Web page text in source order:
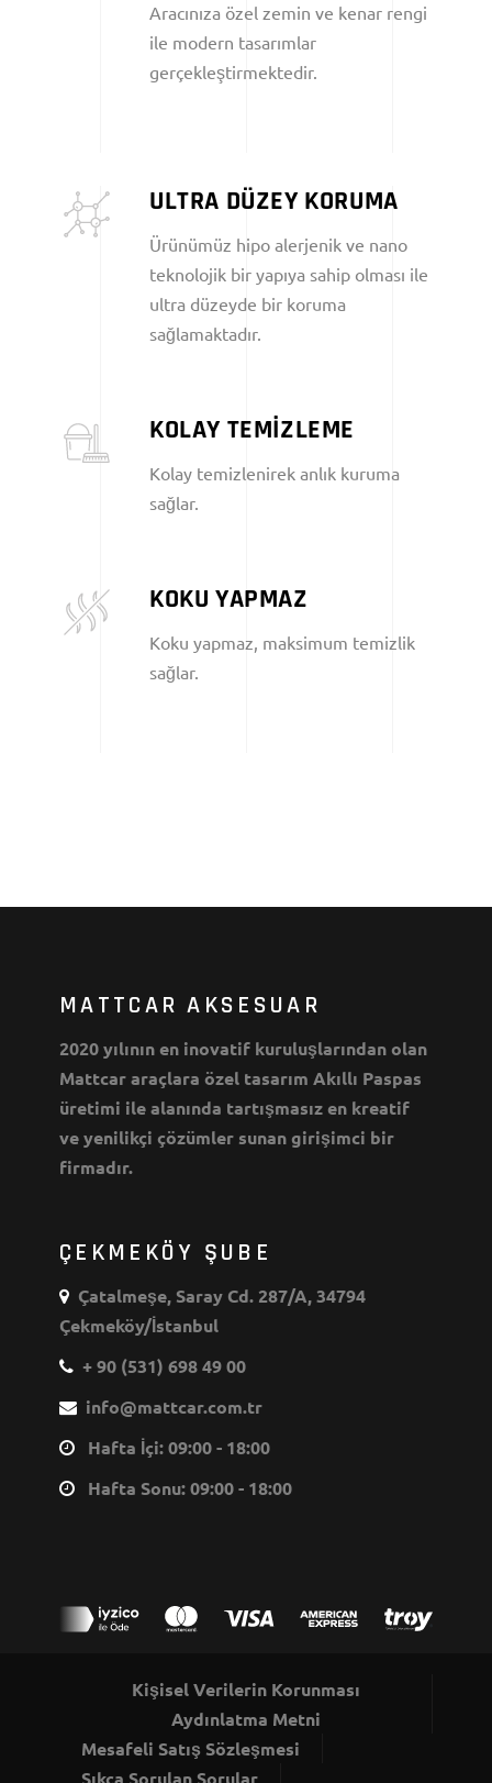
Aracınıza özel zemin ve kenar rengi
ile modern tasarımlar
gerçekleştirmektedir.
ULTRA DÜZEY KORUMA
Ürünümüz hipo alerjenik ve nano
teknolojik bir yapıya sahip olması ile
ultra düzeyde bir koruma
sağlamaktadır.
KOLAY TEMİZLEME
Kolay temizlenirek anlık kuruma
sağlar.
KOKU YAPMAZ
Koku yapmaz, maksimum temizlik
sağlar.
MATTCAR AKSESUAR
2020 yılının en inovatif kuruluşlarından olan
Mattcar araçlara özel tasarım Akıllı Paspas
üretimi ile alanında tartışmasız en kreatif
ve yenilikçi çözümler sunan girişimci bir
firmadır.
ÇEKMEKÖY ŞUBE
Çatalmeşe, Saray Cd. 287/A, 34794
Çekmeköy/İstanbul
+ 90 (531) 698 49 00
info@mattcar.com.tr
Hafta İçi: 09:00 - 18:00
Hafta Sonu: 09:00 - 18:00
Kişisel Verilerin Korunması
Aydınlatma Metni
Mesafeli Satış Sözleşmesi
Sıkça Sorulan Sorular